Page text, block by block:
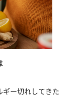
ー切れしてきた